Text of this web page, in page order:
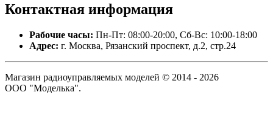
Контактная информация
Рабочие часы: Пн-Пт: 08:00-20:00, Сб-Вс: 10:00-18:00
Адрес: г. Москва, Рязанский проспект, д.2, стр.24
Магазин радиоуправляемых моделей © 2014 - 2026
ООО "Моделька".